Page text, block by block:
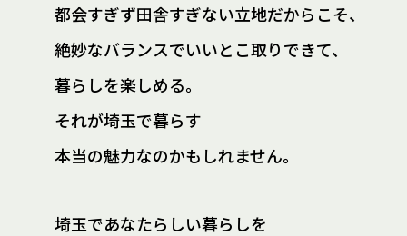
都会すぎず田舎すぎない立地だからこそ、
絶妙なバランスでいいとこ取りできて、
暮らしを楽しめる。
それが埼玉で暮らす
本当の魅力なのかもしれません。
埼玉であなたらしい暮らしを